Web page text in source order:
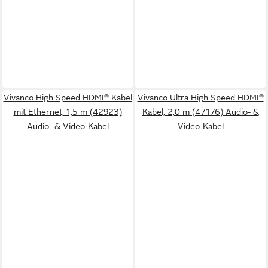
Vivanco High Speed HDMI® Kabel
mit Ethernet, 1,5 m (42923)
Audio- & Video-Kabel
Vivanco Ultra High Speed HDMI®
Kabel, 2,0 m (47176) Audio- &
Video-Kabel